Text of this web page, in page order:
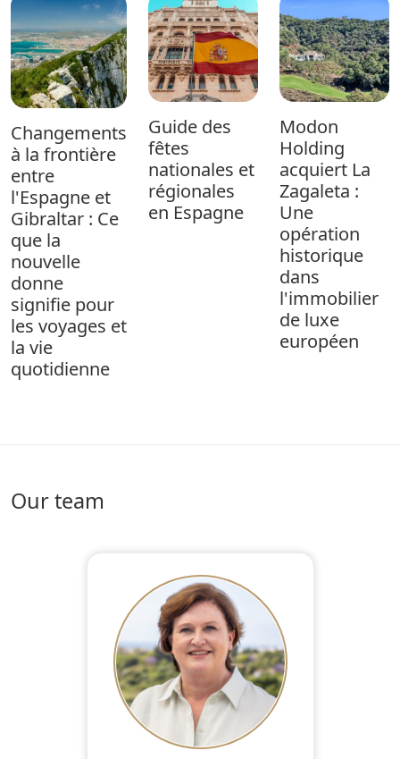
Changements
à la frontière
entre
l'Espagne et
Gibraltar : Ce
que la
nouvelle
donne
signifie pour
les voyages et
la vie
quotidienne
Guide des
fêtes
nationales et
régionales
en Espagne
Modon
Holding
acquiert La
Zagaleta :
Une
opération
historique
dans
l'immobilier
de luxe
européen
Our team